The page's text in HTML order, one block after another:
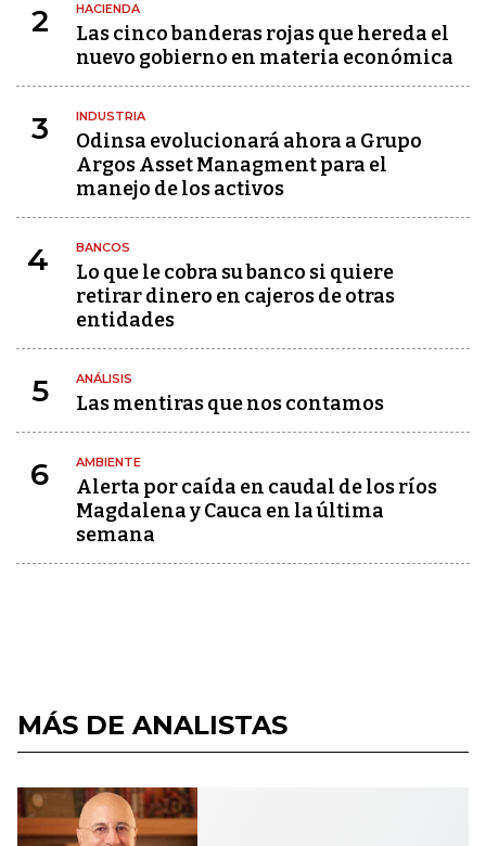
2 HACIENDA
Las cinco banderas rojas que hereda el
nuevo gobierno en materia económica
3 INDUSTRIA
Odinsa evolucionará ahora a Grupo
Argos Asset Managment para el
manejo de los activos
4 BANCOS
Lo que le cobra su banco si quiere
retirar dinero en cajeros de otras
entidades
5 ANÁLISIS
Las mentiras que nos contamos
6 AMBIENTE
Alerta por caída en caudal de los ríos
Magdalena y Cauca en la última
semana
MÁS DE ANALISTAS